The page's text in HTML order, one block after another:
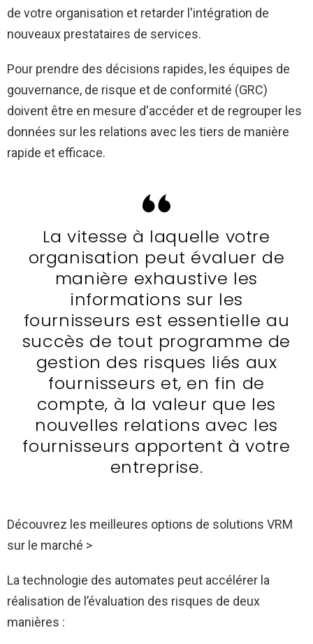
de votre organisation et retarder l'intégration de
nouveaux prestataires de services.
Pour prendre des décisions rapides, les équipes de
gouvernance, de risque et de conformité (GRC)
doivent être en mesure d'accéder et de regrouper les
données sur les relations avec les tiers de manière
rapide et efficace.
La vitesse à laquelle votre
organisation peut évaluer de
manière exhaustive les
informations sur les
fournisseurs est essentielle au
succès de tout programme de
gestion des risques liés aux
fournisseurs et, en fin de
compte, à la valeur que les
nouvelles relations avec les
fournisseurs apportent à votre
entreprise.
Découvrez les meilleures options de solutions VRM
sur le marché >
La technologie des automates peut accélérer la
réalisation de l’évaluation des risques de deux
manières :